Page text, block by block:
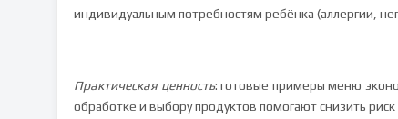
индивидуальным потребностям ребёнка (аллергии,
Практическая ценность: готовые примеры меню
обработке и выбору продуктов помогают снизить